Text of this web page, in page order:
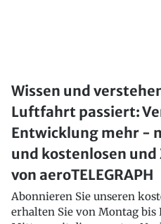
Wissen und
Luftfahrt passiert:
Entwicklung mehr -
und kostenlosen
von aeroTELEGRAPH
Abonnieren Sie unseren
erhalten Sie von Montag